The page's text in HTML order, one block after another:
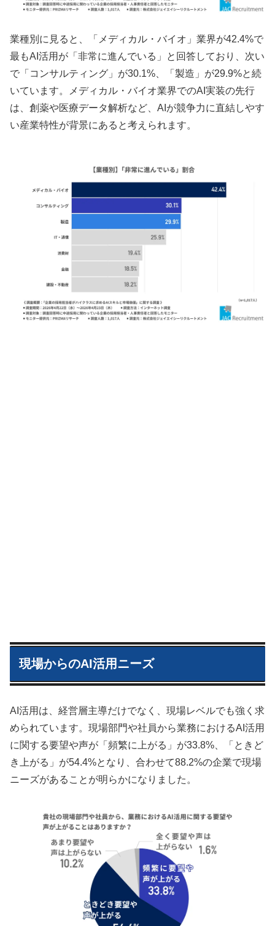
業種別に見ると、「メディカル・バイオ」業界が42.4%で
最もAI活用が「非常に進んでいる」と回答しており、次い
で「コンサルティング」が30.1%、「製造」が29.9%と続
いています。メディカル・バイオ業界でのAI実装の先行
は、創薬や医療データ解析など、AIが競争力に直結しやす
い産業特性が背景にあると考えられます。
現場からのAI活用ニーズ
AI活用は、経営層主導だけでなく、現場レベルでも強く求
められています。現場部門や社員から業務におけるAI活用
に関する要望や声が「頻繁に上がる」が33.8%、「ときど
き上がる」が54.4%となり、合わせて88.2%の企業で現場
ニーズがあることが明らかになりました。